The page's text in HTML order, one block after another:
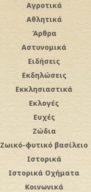
Αγροτικά
Αθλητικά
Άρθρα
Αστυνομικά
Ειδήσεις
Εκδηλώσεις
Εκκλησιαστικά
Εκλογές
Ευχές
Ζώδια
Ζωικό-φυτικό βασίλειο
Ιστορικά
Ιστορικά Οχήματα
Κοινωνικά